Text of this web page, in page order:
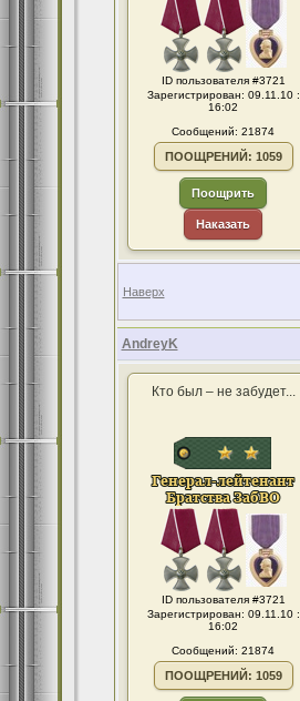
ID пользователя #3721
Зарегистрирован: 09.11.10 :
16:02
Сообщений: 21874
ПООЩРЕНИЙ: 1059
Поощрить
Наказать
Наверх
AndreyK
Кто был – не забудет...
ID пользователя #3721
Зарегистрирован: 09.11.10 :
16:02
Сообщений: 21874
ПООЩРЕНИЙ: 1059